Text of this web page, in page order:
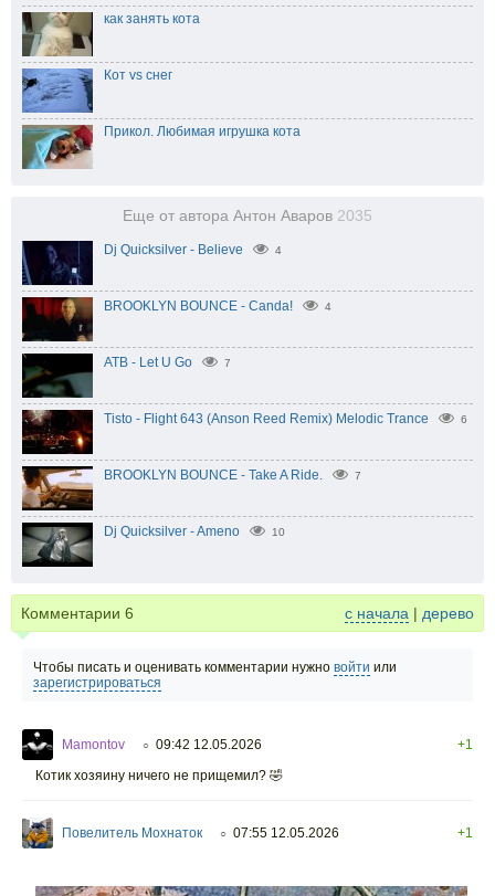
как занять кота
Кот vs снег
Прикол. Любимая игрушка кота
Еще от автора Антон Аваров 2035
Dj Quicksilver - Believe 4
BROOKLYN BOUNCE - Canda! 4
ATB - Let U Go 7
Tisto - Flight 643 (Anson Reed Remix) Melodic Trance 6
BROOKLYN BOUNCE - Take A Ride. 7
Dj Quicksilver - Ameno 10
Комментарии 6 с начала | дерево
Чтобы писать и оценивать комментарии нужно войти или
зарегистрироваться
Mamontov ○ 09:42 12.05.2026
+1
Котик хозяину ничего не прищемил? 🤣
Повелитель Мохнаток ○ 07:55 12.05.2026 +1